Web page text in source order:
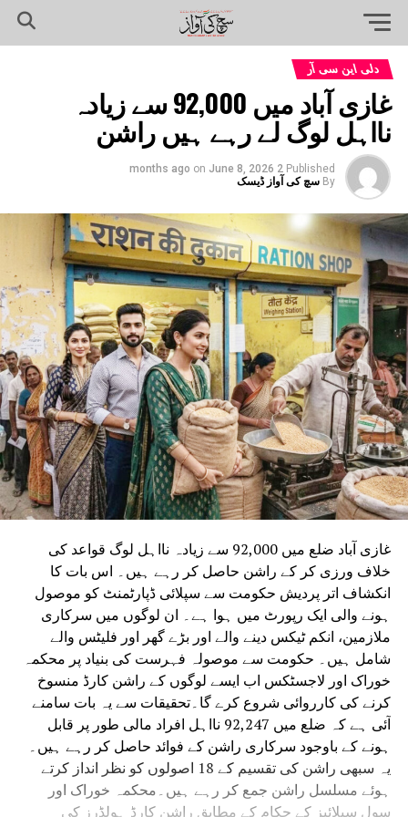
دلی این سی آر
غازی آباد میں 92,000 سے زیادہ
نااہل لوگ لے رہے ہیں راشن
Published
2 months ago
on June 8, 2026
By سچ کی آواز ڈیسک
غازی آباد ضلع میں 92,000 سے زیادہ نااہل لوگ قواعد کی
خلاف ورزی کر کے راشن حاصل کر رہے ہیں۔ اس بات کا
انکشاف اتر پردیش حکومت سے سپلائی ڈپارٹمنٹ کو موصول
ہونے والی ایک رپورٹ میں ہوا ہے۔ ان لوگوں میں سرکاری
ملازمین، انکم ٹیکس دینے والے اور بڑے گھر اور فلیٹس والے
شامل ہیں۔ حکومت سے موصولہ فہرست کی بنیاد پر محکمہ
خوراک اور لاجسٹکس اب ایسے لوگوں کے راشن کارڈ منسوخ
کرنے کی کارروائی شروع کرے گا۔تحقیقات سے یہ بات سامنے
آئی ہے کہ ضلع میں 92,247 نااہل افراد مالی طور پر قابل
ہونے کے باوجود سرکاری راشن کے فوائد حاصل کر رہے ہیں۔
یہ سبھی راشن کی تقسیم کے 18 اصولوں کو نظر انداز کرتے
ہوئے مسلسل راشن جمع کر رہے ہیں۔محکمہ خوراک اور
سول سپلائیز کے حکام کے مطابق راشن کارڈ ہولڈرز کی